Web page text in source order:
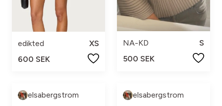
edikted
XS
600 SEK
NA-KD
S
500 SEK
elsabergstrom elsabergstrom